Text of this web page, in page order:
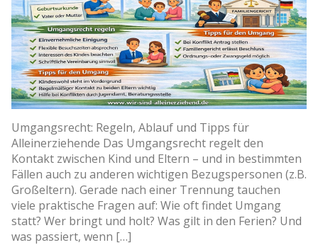
Umgangsrecht: Regeln, Ablauf und Tipps für
Alleinerziehende Das Umgangsrecht regelt den
Kontakt zwischen Kind und Eltern – und in bestimmten
Fällen auch zu anderen wichtigen Bezugspersonen (z.B.
Großeltern). Gerade nach einer Trennung tauchen
viele praktische Fragen auf: Wie oft findet Umgang
statt? Wer bringt und holt? Was gilt in den Ferien? Und
was passiert, wenn […]